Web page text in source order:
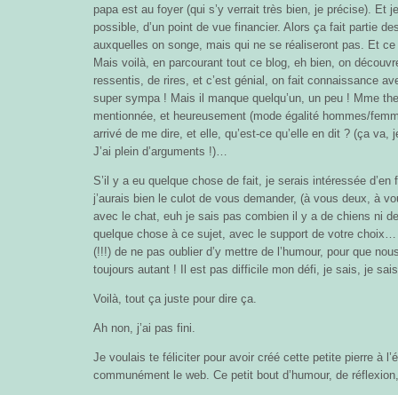
papa est au foyer (qui s’y verrait très bien, je précise). Et
possible, d’un point de vue financier. Alors ça fait partie
auxquelles on songe, mais qui ne se réaliseront pas. Et ce
Mais voilà, en parcourant tout ce blog, eh bien, on
ressentis, de rires, et c’est génial, on fait connaissance
super sympa ! Mais il manque quelqu’un, un peu ! Mme
mentionnée, et heureusement (mode égalité hommes/
arrivé de me dire, et elle, qu’est-ce qu’elle en dit ? (ça va,
J’ai plein d’arguments !)…
S’il y a eu quelque chose de fait, je serais intéressée
j’aurais bien le culot de vous demander, (à vous deux, à
avec le chat, euh je sais pas combien il y a de chiens ni
quelque chose à ce sujet, avec le support de votre choix…
(!!!) de ne pas oublier d’y mettre de l’humour, pour que
toujours autant ! Il est pas difficile mon défi, je sais, je
Voilà, tout ça juste pour dire ça.
Ah non, j’ai pas fini.
Je voulais te féliciter pour avoir créé cette petite pierre à
communément le web. Ce petit bout d’humour, de